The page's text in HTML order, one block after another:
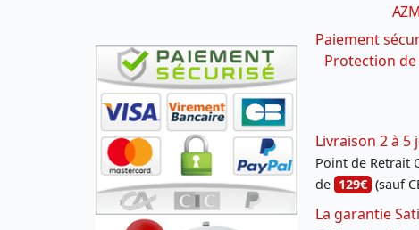
Paiement
Protection
Livraison 2 à 5
Point de Retrait
de 129€ (sauf
La garantie